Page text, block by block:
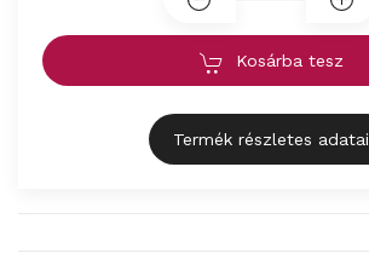
Kosárba tesz
Termék részletes adatai